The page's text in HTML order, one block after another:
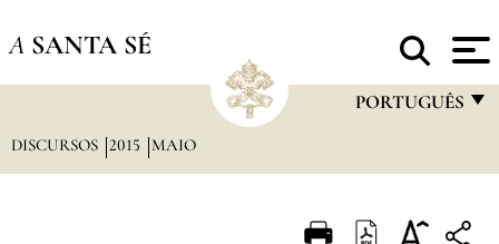
A SANTA SÉ
PORTUGUÊS
ITALIANO
DISCURSOS 2015 MAIO